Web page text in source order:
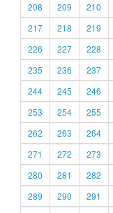
208
209 210
217
218 219
226
227 228
235
236 237
244
245 246
253
254 255
262
263 264
271
272 273
280
281 282
289
290 291